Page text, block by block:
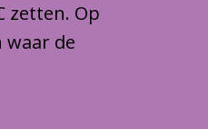
zetten. Op
waar de